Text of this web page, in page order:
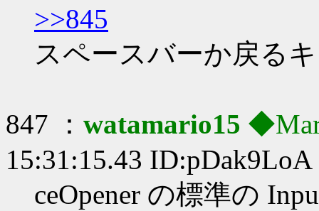
>>845
スペースバーか戻る
847 ： watamario15
15:31:15.43 ID:pDak9LoA
ceOpener の標準の